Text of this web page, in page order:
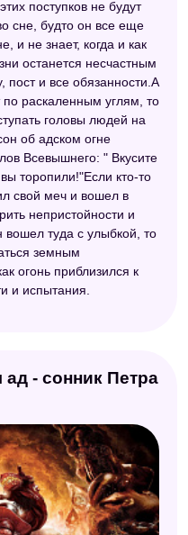
поступков не будут
сне, будто он все еще
и не знает, когда и как
останется несчастным
и все обязанности.А
по раскаленным углям, то
головы людей на
об адском огне
Всевышнего: " Вкусите
торопили!"Если кто-то
свой меч и вошел в
непристойности и
вошел туда с улыбкой, то
земным
огонь приблизился к
и испытания.
- сонник Петра